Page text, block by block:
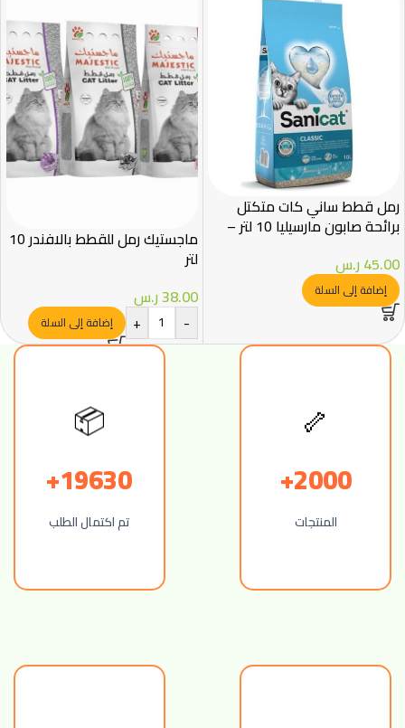
رمل قطط ساني كات متكتل
برائحة صابون مارسيليا 10 لتر –
45.00ر.س
إضافة إلى السلة
ماجستيك رمل للقطط بالافندر 10
لتر
38.00ر.س
-
+ إضافة إلى السلة
🦴
2000+
المنتجات
📦
19630+
تم اكتمال الطلب